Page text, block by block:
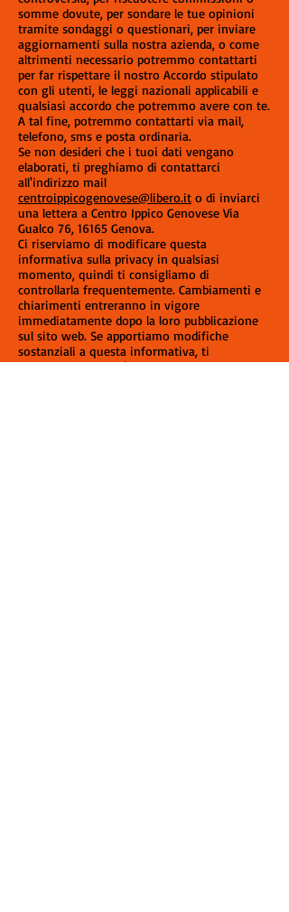
somme dovute, per sondare le tue opinioni
tramite sondaggi o questionari, per inviare
aggiornamenti sulla nostra azienda, o come
altrimenti necessario potremmo contattarti
per far rispettare il nostro Accordo stipulato
con gli utenti, le leggi nazionali applicabili e
qualsiasi accordo che potremmo avere con te.
A tal fine, potremmo contattarti via mail,
telefono, sms e posta ordinaria.
Se non desideri che i tuoi dati vengano
elaborati, ti preghiamo di contattarci
all'indirizzo mail
centroippicogenovese@libero.it o di inviarci
una lettera a Centro Ippico Genovese Via
Gualco 76, 16165 Genova.
Ci riserviamo di modificare questa
informativa sulla privacy in qualsiasi
momento, quindi ti consigliamo di
controllarla frequentemente. Cambiamenti e
chiarimenti entreranno in vigore
immediatamente dopo la loro pubblicazione
sul sito web. Se apportiamo modifiche
sostanziali a questa informativa, ti
notificheremo che è stata aggiornata, in